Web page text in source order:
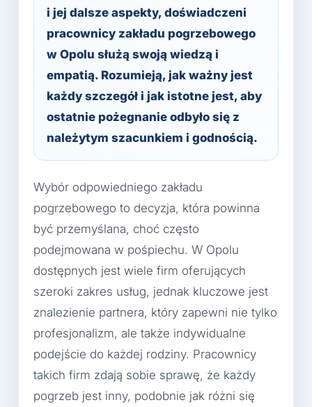
i jej dalsze aspekty, doświadczeni
pracownicy zakładu pogrzebowego
w Opolu służą swoją wiedzą i
empatią. Rozumieją, jak ważny jest
każdy szczegół i jak istotne jest, aby
ostatnie pożegnanie odbyło się z
należytym szacunkiem i godnością.
Wybór odpowiedniego zakładu
pogrzebowego to decyzja, która powinna
być przemyślana, choć często
podejmowana w pośpiechu. W Opolu
dostępnych jest wiele firm oferujących
szeroki zakres usług, jednak kluczowe jest
znalezienie partnera, który zapewni nie tylko
profesjonalizm, ale także indywidualne
podejście do każdej rodziny. Pracownicy
takich firm zdają sobie sprawę, że każdy
pogrzeb jest inny, podobnie jak różni się